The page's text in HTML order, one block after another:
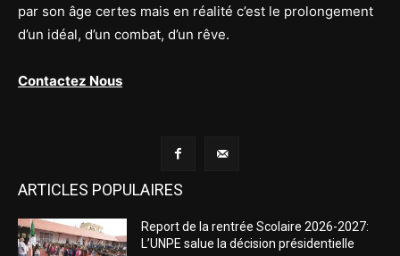
par son âge certes mais en réalité c’est le prolongement
d’un idéal, d’un combat, d’un rêve.
Contactez Nous
ARTICLES POPULAIRES
Report de la rentrée Scolaire 2026-2027:
L’UNPE salue la décision présidentielle